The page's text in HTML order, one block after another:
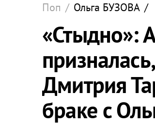
Поп / Ольга БУЗОВА /
«Стыдно»:
Дмитрия
браке с